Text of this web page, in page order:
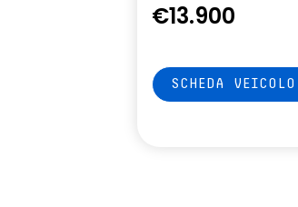
€13.900
SCHEDA VEICOLO